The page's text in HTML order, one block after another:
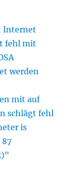
Internet
fehl mit
werden
mit auf
schlägt fehl
is